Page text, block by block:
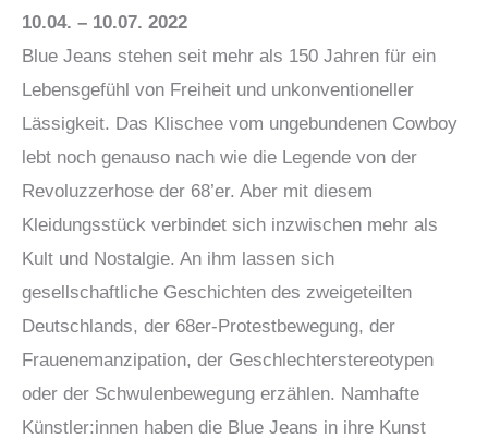
10.04. – 10.07. 2022
Blue Jeans stehen seit mehr als 150 Jahren für ein
Lebensgefühl von Freiheit und unkonventioneller
Lässigkeit. Das Klischee vom ungebundenen Cowboy
lebt noch genauso nach wie die Legende von der
Revoluzzerhose der 68’er. Aber mit diesem
Kleidungsstück verbindet sich inzwischen mehr als
Kult und Nostalgie. An ihm lassen sich
gesellschaftliche Geschichten des zweigeteilten
Deutschlands, der 68er-Protestbewegung, der
Frauenemanzipation, der Geschlechterstereotypen
oder der Schwulenbewegung erzählen. Namhafte
Künstler:innen haben die Blue Jeans in ihre Kunst